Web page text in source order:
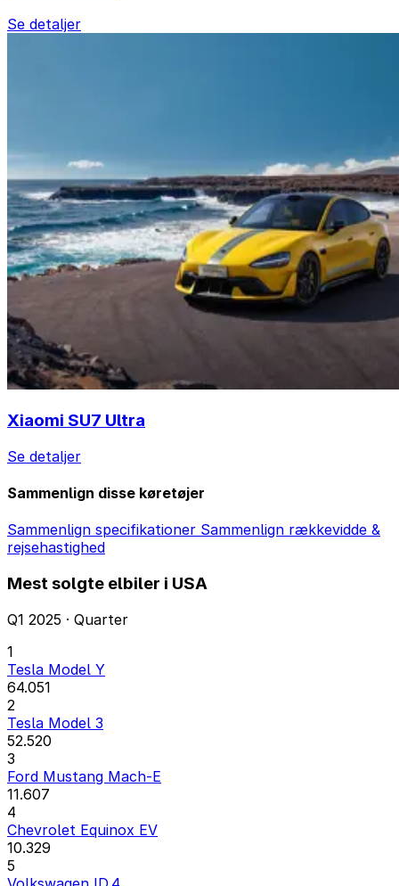
Se detaljer
Xiaomi SU7 Ultra
Se detaljer
Sammenlign disse køretøjer
Sammenlign specifikationer Sammenlign rækkevidde &
rejsehastighed
Mest solgte elbiler i USA
Q1 2025 · Quarter
1
Tesla Model Y
64.051
2
Tesla Model 3
52.520
3
Ford Mustang Mach-E
11.607
4
Chevrolet Equinox EV
10.329
5